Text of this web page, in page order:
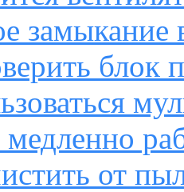
замыкание
блок
от